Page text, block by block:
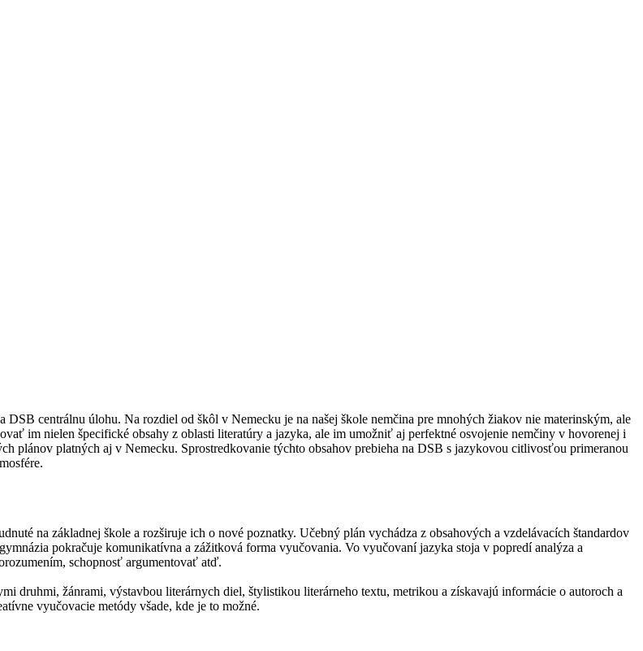
centrálnu úlohu. Na rozdiel od škôl v Nemecku je na našej škole nemčina pre mnohých žiakov nie materinským, ale
im nielen špecifické obsahy z oblasti literatúry a jazyka, ale im umožniť aj perfektné osvojenie nemčiny v hovorenej i
plánov platných aj v Nemecku. Sprostredkovanie týchto obsahov prebieha na DSB s jazykovou citlivosťou primeranou
na základnej škole a rozširuje ich o nové poznatky. Učebný plán vychádza z obsahových a vzdelávacích štandardov
pokračuje komunikatívna a zážitková forma vyučovania. Vo vyučovaní jazyka stoja v popredí analýza a
schopnosť argumentovať atď.
druhmi, žánrami, výstavbou literárnych diel, štylistikou literárneho textu, metrikou a získavajú informácie o autoroch a
vyučovacie metódy všade, kde je to možné.